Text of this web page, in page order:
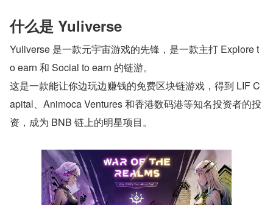
什么是 Yuliverse
Yuliverse 是一款元宇宙游戏的先锋，是一款主打 Explore t
o earn 和 Social to earn 的链游。
这是一款能让你边玩边赚钱的免费区块链游戏，得到 LIF C
apital、Animoca Ventures 和香港数码港等知名投资者的投
资，成为 BNB 链上的明星项目。